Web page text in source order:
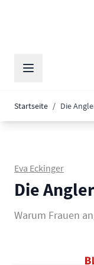
Startseite / Die
Eva Eckinger
Die
Warum Frauen